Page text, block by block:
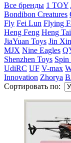
Все бренды 1 TOY
Bondibon Creatures
Fly Fei Lun Flying
Heng Feng Heng Tai
JiaYuan Toys Jin
MJX Nine Eagles
Shenzhen Toys Spin
UdiRC UF V-max
Innovation Zhorya
Сортировать по: